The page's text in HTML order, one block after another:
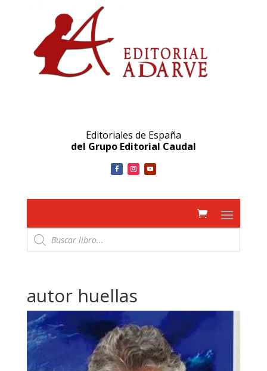
Editoriales de España
del Grupo Editorial Caudal
Búsqueda
de
productos
autor huellas